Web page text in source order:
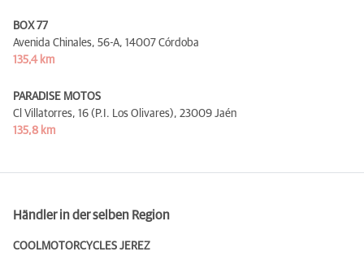
BOX 77
Avenida Chinales, 56-A, 14007 Córdoba
135,4 km
PARADISE MOTOS
Cl Villatorres, 16 (P.I. Los Olivares), 23009 Jaén
135,8 km
Händler in der selben Region
COOLMOTORCYCLES JEREZ